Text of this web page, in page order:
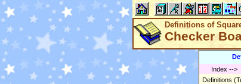
Definitions of
Checker
Index -->
Definitions